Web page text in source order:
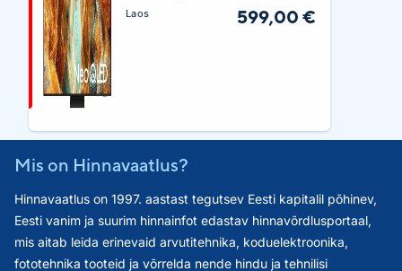
Laos 599,00 €
Mis on Hinnavaatlus?
Hinnavaatlus on 1997. aastast tegutsev Eesti kapitalil põhinev,
Eesti vanim ja suurim hinnainfot edastav hinnavõrdlusportaal,
mis aitab leida erinevaid arvutitehnika, koduelektroonika,
fototehnika tooteid ja võrrelda nende hindu ja tehnilisi